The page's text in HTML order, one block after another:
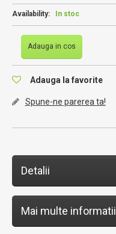
Availability: In stoc
Adauga in cos
Adauga la favorite
Spune-ne parerea ta!
Detalii
Mai multe informatii